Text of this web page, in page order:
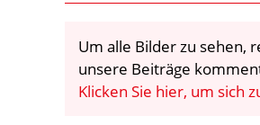
Um alle Bilder zu sehen,
unsere Beiträge
Klicken Sie hier, um sich